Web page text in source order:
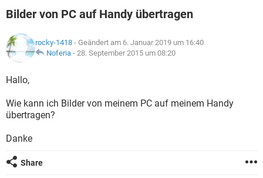
WHATSAPP TIKTOK
FACEBOOK
WHATSAPP TIKTOK
FACEBOOK
SPIELE STREAMING
ANDROID
WINDOWS 10 INSTAGRAM
WHATSAPP
SPIELE STREAMING
ANDROID
WINDOWS 10
WHATSAPP TIKTOK
LEXIKON
SPIELE
WINDOWS 10
WHATSAPP
FACEBOOK
Bilder von PC auf Handy übertragen
rocky-1418 - Geändert am 6. Januar 2019 um 16:40
Noferia - 28. September 2015 um 08:20
Hallo,
Wie kann ich Bilder von meinem PC auf meinem Handy
übertragen?
Danke
Share